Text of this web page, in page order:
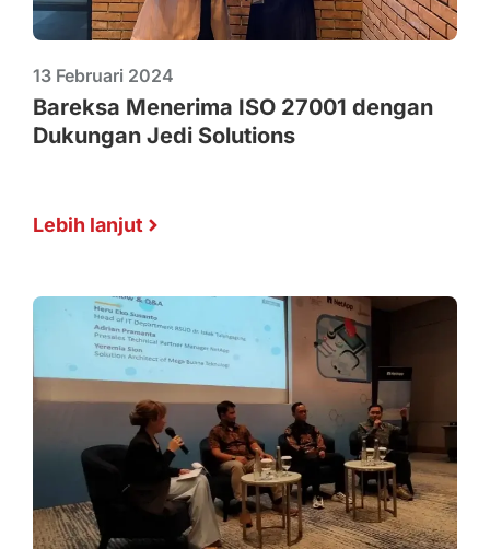
13 Februari 2024
Bareksa Menerima ISO 27001 dengan
Dukungan Jedi Solutions
Lebih lanjut